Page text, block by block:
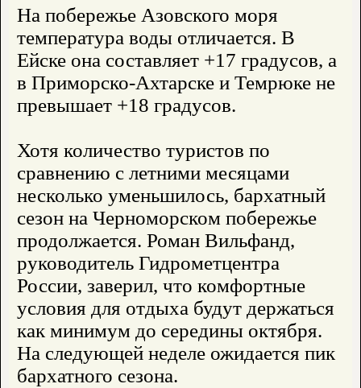
На побережье Азовского моря
температура воды отличается. В
Ейске она составляет +17 градусов, а
в Приморско-Ахтарске и Темрюке не
превышает +18 градусов.
Хотя количество туристов по
сравнению с летними месяцами
несколько уменьшилось, бархатный
сезон на Черноморском побережье
продолжается. Роман Вильфанд,
руководитель Гидрометцентра
России, заверил, что комфортные
условия для отдыха будут держаться
как минимум до середины октября.
На следующей неделе ожидается пик
бархатного сезона.